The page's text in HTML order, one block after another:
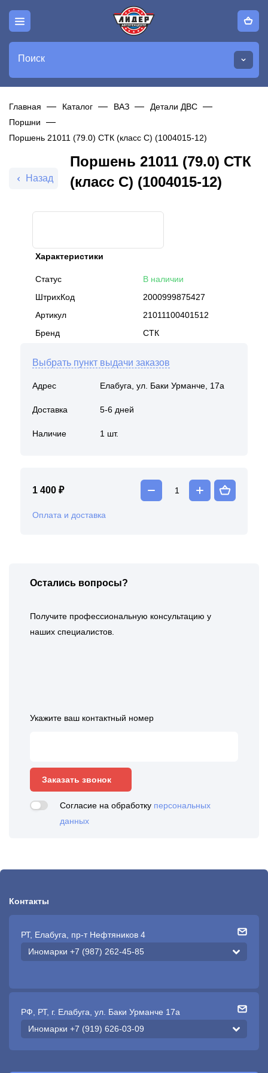
Поиск
Главная Каталог ВАЗ
Детали ДВС
Поршни
Поршень 21011 (79.0) СТК (класс С) (1004015-12)
Назад
Поршень 21011 (79.0) СТК
(класс С) (1004015-12)
Характеристики
Статус
В наличии
ШтрихКод
2000999875427
Артикул
21011100401512
Бренд
СТК
Выбрать пункт выдачи заказов
Адрес Елабуга, ул. Баки Урманче, 17а
Доставка 5-6 дней
Наличие 1 шт.
1 400 ₽
Оплата и доставка
Остались вопросы?
Получите профессиональную консультацию у
наших специалистов.
Укажите ваш контактный номер
Заказать звонок
Согласие на обработку персональных
данных
Контакты
РТ, Елабуга, пр-т Нефтяников 4
Иномарки +7 (987) 262-45-85
РФ, РТ, г. Елабуга, ул. Баки Урманче 17а
Иномарки +7 (919) 626-03-09